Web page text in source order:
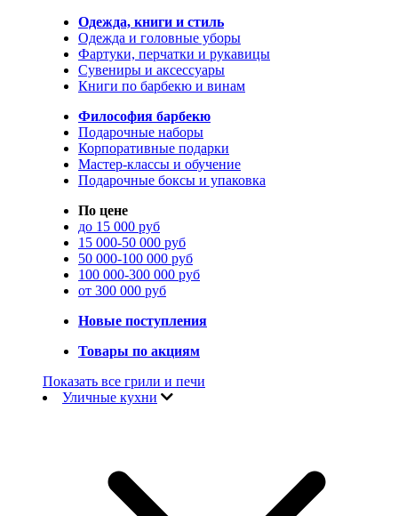
Одежда, книги и стиль
Одежда и головные уборы
Фартуки, перчатки и рукавицы
Сувениры и аксессуары
Книги по барбекю и винам
Философия барбекю
Подарочные наборы
Корпоративные подарки
Мастер-классы и обучение
Подарочные боксы и упаковка
По цене
до 15 000 руб
15 000-50 000 руб
50 000-100 000 руб
100 000-300 000 руб
от 300 000 руб
Новые поступления
Товары по акциям
Показать все грили и печи
Уличные кухни